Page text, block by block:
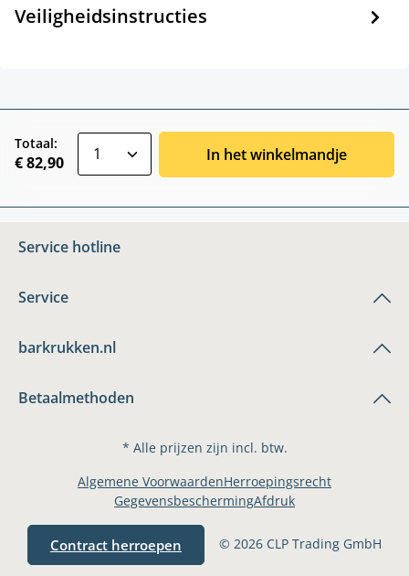
Veiligheidsinstructies
Totaal:
€ 82,90 In het winkelmandje
Service hotline
Service
barkrukken.nl
Betaalmethoden
* Alle prijzen zijn incl. btw.
Contract herroepen © 2026 CLP Trading GmbH
Algemene VoorwaardenHerroepingsrecht
GegevensbeschermingAfdruk